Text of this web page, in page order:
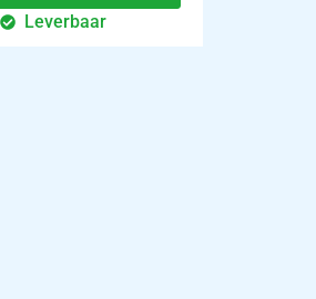
Leverbaar